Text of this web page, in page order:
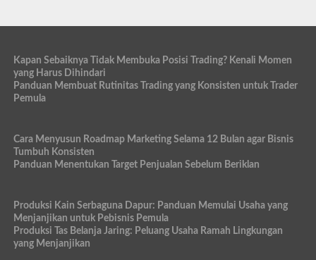
Kapan Sebaiknya Tidak Membuka Posisi Trading? Kenali Momen
yang Harus Dihindari
Panduan Membuat Rutinitas Trading yang Konsisten untuk Trader
Pemula
Cara Menyusun Roadmap Marketing Selama 12 Bulan agar Bisnis
Tumbuh Konsisten
Panduan Menentukan Target Penjualan Sebelum Beriklan
Produksi Kain Serbaguna Dapur: Panduan Memulai Usaha yang
Menjanjikan untuk Pebisnis Pemula
Produksi Tas Belanja Jaring: Peluang Usaha Ramah Lingkungan
yang Menjanjikan